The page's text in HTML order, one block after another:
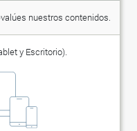
nuestros contenidos.
y Escritorio).